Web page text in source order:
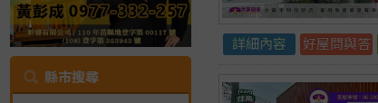
縣市搜尋
詳細內容 好屋問與答